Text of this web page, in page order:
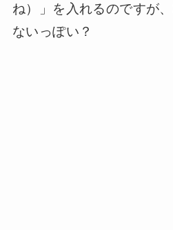
ね）」を入れるのですが
ないっぽい？